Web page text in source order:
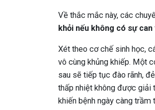
Về thắc mắc này, các
khỏi nếu không có sự
Xét theo cơ chế sinh học,
vô cùng khủng khiếp. Một
sau sẽ tiếp tục đào rãnh,
thấp nhiệt không được giải
khiến bệnh ngày càng trầm